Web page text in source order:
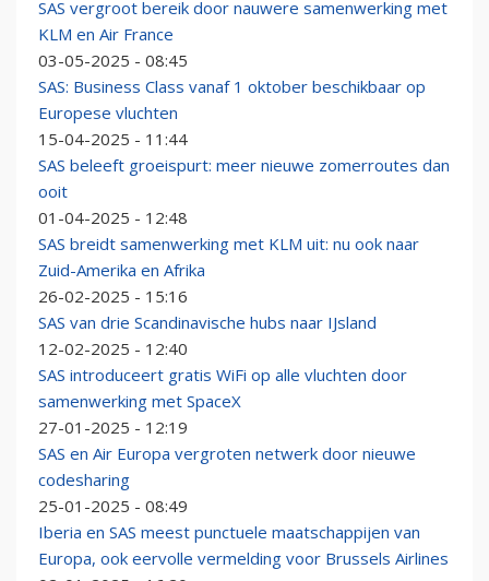
SAS vergroot bereik door nauwere samenwerking met
KLM en Air France
03-05-2025 - 08:45
SAS: Business Class vanaf 1 oktober beschikbaar op
Europese vluchten
15-04-2025 - 11:44
SAS beleeft groeispurt: meer nieuwe zomerroutes dan
ooit
01-04-2025 - 12:48
SAS breidt samenwerking met KLM uit: nu ook naar
Zuid-Amerika en Afrika
26-02-2025 - 15:16
SAS van drie Scandinavische hubs naar IJsland
12-02-2025 - 12:40
SAS introduceert gratis WiFi op alle vluchten door
samenwerking met SpaceX
27-01-2025 - 12:19
SAS en Air Europa vergroten netwerk door nieuwe
codesharing
25-01-2025 - 08:49
Iberia en SAS meest punctuele maatschappijen van
Europa, ook eervolle vermelding voor Brussels Airlines